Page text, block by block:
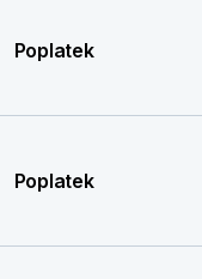
Poplatek
Poplatek